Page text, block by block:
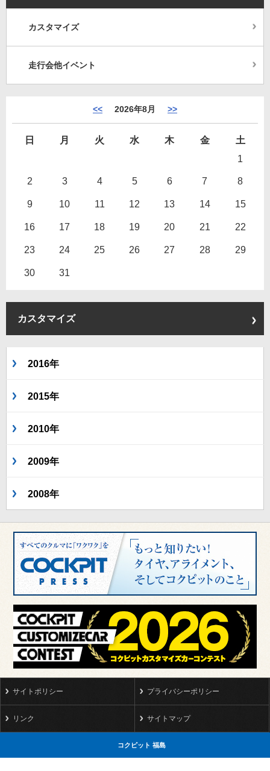
カスタマイズ
走行会他イベント
<< 2026年8月 >>
日 月 火 水 木 金
土
1
2 3 4 5 6 7 8
9 10 11 12 13 14 15
16 17 18 19 20 21 22
23 24 25 26 27 28 29
30 31
カスタマイズ
2016年
2015年
2010年
2009年
2008年
サイトポリシー プライバシーポリシー
リンク サイトマップ
コクピット 福島